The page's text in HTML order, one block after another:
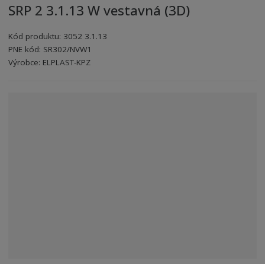
í
t
r
a
SRP 2 3.1.13 W vestavná (3D)
Kód produktu: 3052 3.1.13
PNE kód: SR302/NVW1
Kód výrobce: 8595208615023
Kód dodavatele:8595208615023
Výrobce: ELPLAST-KPZ